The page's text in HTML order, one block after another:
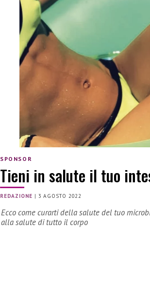
SPONSOR
Tieni in salute il tuo
REDAZIONE | 3 AGOSTO 2022
Ecco come curarti della salute del tuo
alla salute di tutto il corpo